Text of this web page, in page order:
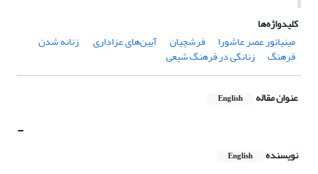
کلیدواژه‌ها
مینیاتور عصر عاشورا
فرشچیان آیین‌های عزاداری ‌ زنانه شدن
فرهنگ زنانگی در فرهنگ شیعی
عنوان مقاله English
-
نویسنده English